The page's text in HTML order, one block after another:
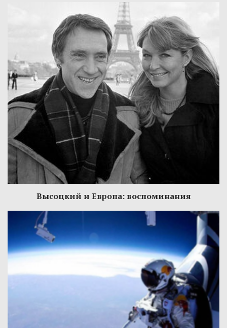
Высоцкий и Европа: воспоминания